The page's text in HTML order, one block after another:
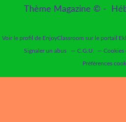
Thème Magazine © -
Voir le profil de EnjoyClassroom sur le portail
Signaler un abus C.G.U. Cookies
Préférences